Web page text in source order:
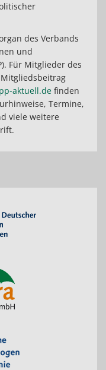
des Verbands
und
Für Mitglieder des
aktuell.de finden
Termine,
viele weitere